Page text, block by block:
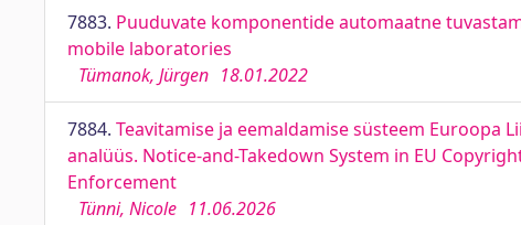
7883. Puuduvate komponentide automaatne
mobile laboratories
Tümanok, Jürgen 18.01.2022
7884. Teavitamise ja eemaldamise süsteem Euroopa
analüüs. Notice-and-Takedown System in EU
Enforcement
Tünni, Nicole 11.06.2026